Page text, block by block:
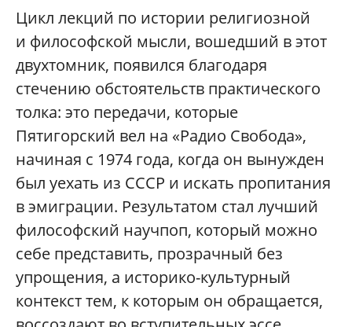
Цикл лекций по истории религиозной
и философской мысли, вошедший в этот
двухтомник, появился благодаря
стечению обстоятельств практического
толка: это передачи, которые
Пятигорский вел на «Радио Свобода»,
начиная с 1974 года, когда он вынужден
был уехать из СССР и искать пропитания
в эмиграции. Результатом стал лучший
философский научпоп, который можно
себе представить, прозрачный без
упрощения, а историко-культурный
контекст тем, к которым он обращается,